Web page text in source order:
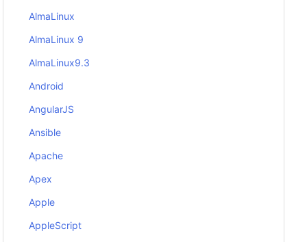
AlmaLinux
AlmaLinux 9
AlmaLinux9.3
Android
AngularJS
Ansible
Apache
Apex
Apple
AppleScript